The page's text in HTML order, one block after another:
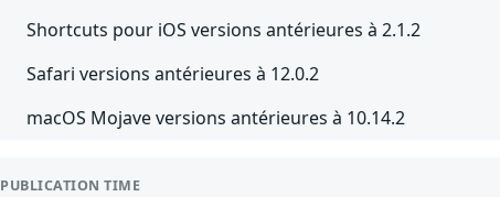
Shortcuts pour iOS versions antérieures à 2.1.2
Safari versions antérieures à 12.0.2
macOS Mojave versions antérieures à 10.14.2
PUBLICATION TIME